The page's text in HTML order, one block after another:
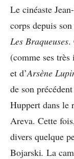
Le cinéaste
corps depuis
Les Braqueuses.
(comme ses
et d’Arsène
de son
Huppert dans le
Areva. Cette
divers quelque
Bojarski. La